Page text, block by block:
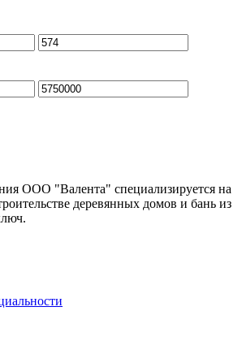
ООО "Валента" специализируется на
деревянных домов и бань из